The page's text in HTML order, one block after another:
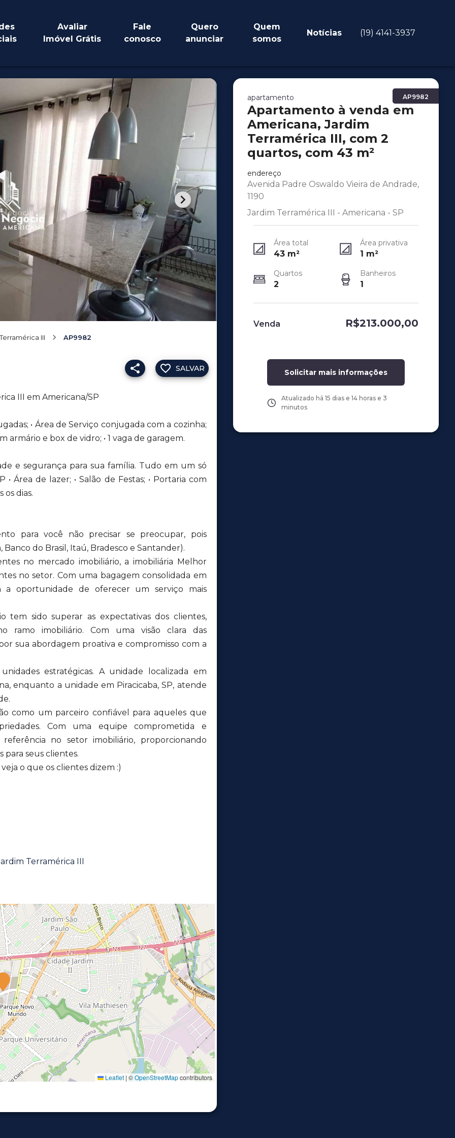
Avaliar
Imóvel Grátis
Fale
conosco
Quero
anunciar
Quem
somos
Notícias (19) 4141-3937
III AP9982
III em Americana/SP
• Área de Serviço conjugada com a cozinha;
armário e box de vidro; • 1 vaga de garagem.
e segurança para sua família. Tudo em um só
Área de lazer; • Salão de Festas; • Portaria com
os dias.
para você não precisar se preocupar, pois
do Brasil, Itaú, Bradesco e Santander).
no mercado imobiliário, a imobiliária Melhor
no setor. Com uma bagagem consolidada em
a oportunidade de oferecer um serviço mais
tem sido superar as expectativas dos clientes,
ramo imobiliário. Com uma visão clara das
sua abordagem proativa e compromisso com a
estratégicas. A unidade localizada em
enquanto a unidade em Piracicaba, SP, atende
como um parceiro confiável para aqueles que
Com uma equipe comprometida e
no setor imobiliário, proporcionando
para seus clientes.
o que os clientes dizem :)
SALVAR
Terramérica III
Leaflet | ©OpenStreetMapcontributors
AP9982
apartamento
Apartamento à venda em
Americana, Jardim
Terramérica III, com 2
quartos, com 43 m²
endereço
Avenida Padre Oswaldo Vieira de Andrade,
1190
Jardim Terramérica III - Americana - SP
Área total
43m²
Área privativa
1 m²
Quartos
2
Banheiros
1
Venda R$213.000,00
Solicitar mais informações
Atualizado há 15 dias e 14 horas e 3
minutos